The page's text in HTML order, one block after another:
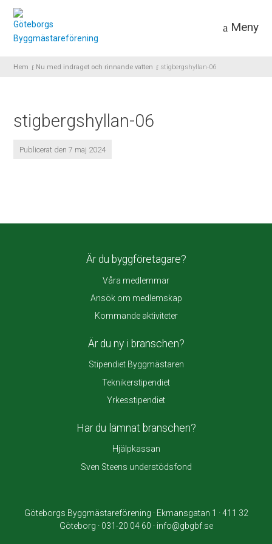
Meny
Hem Nu med indraget och rinnande vatten stigbergshyllan-06
stigbergshyllan-06
Publicerat den 7 maj 2024
Är du byggföretagare?
Våra medlemmar
Ansök om medlemskap
Kommande aktiviteter
Är du ny i branschen?
Stipendiet Byggmästaren
Teknikerstipendiet
Yrkesstipendiet
Har du lämnat branschen?
Hjälpkassan
Sven Steens understödsfond
Göteborgs Byggmästareförening · Ekmansgatan 1 · 411 32
Göteborg · 031-20 04 60 · info@gbgbf.se